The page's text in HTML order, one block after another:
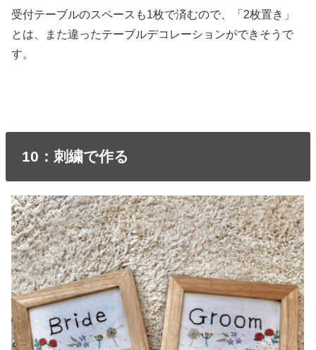
受付テーブルのスペースも1枚で済むので、「2枚置き」
とは、また違ったテーブルデコレーションができそうで
す。
10：刺繍で作る